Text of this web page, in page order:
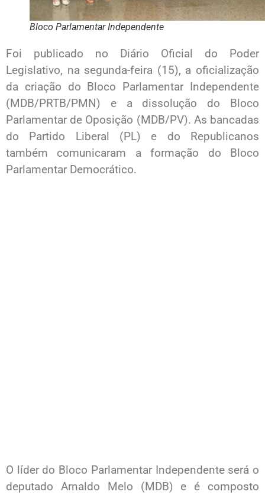
Bloco Parlamentar Independente
Foi publicado no Diário Oficial do Poder
Legislativo, na segunda-feira (15), a oficialização
da criação do Bloco Parlamentar Independente
(MDB/PRTB/PMN) e a dissolução do Bloco
Parlamentar de Oposição (MDB/PV). As bancadas
do Partido Liberal (PL) e do Republicanos
também comunicaram a formação do Bloco
Parlamentar Democrático.
O líder do Bloco Parlamentar Independente será o
deputado Arnaldo Melo (MDB) e é composto